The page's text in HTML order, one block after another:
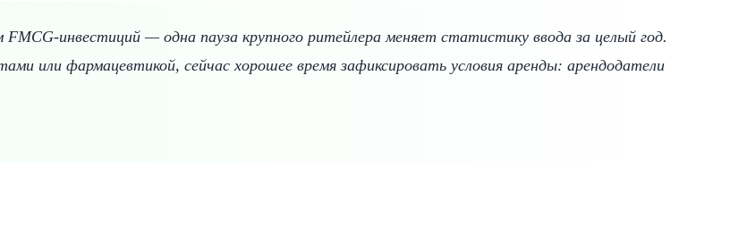
FMCG-инвестиций — одна пауза крупного ритейлера меняет статистику ввода за целый год.
или фармацевтикой, сейчас хорошее время зафиксировать условия аренды: арендодатели